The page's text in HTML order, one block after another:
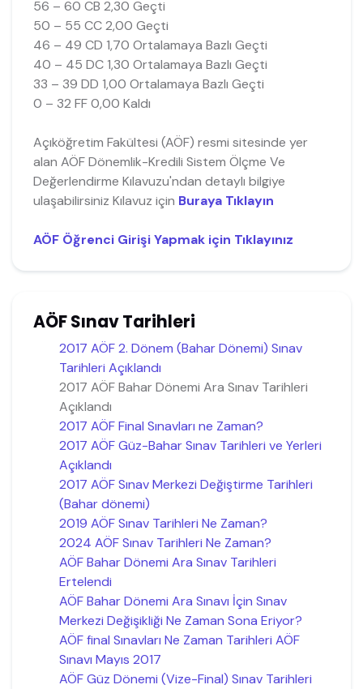
56 – 60 CB 2,30 Geçti
50 – 55 CC 2,00 Geçti
46 – 49 CD 1,70 Ortalamaya Bazlı Geçti
40 – 45 DC 1,30 Ortalamaya Bazlı Geçti
33 – 39 DD 1,00 Ortalamaya Bazlı Geçti
0 – 32 FF 0,00 Kaldı
Açıköğretim Fakültesi (AÖF) resmi sitesinde yer
alan AÖF Dönemlik-Kredili Sistem Ölçme Ve
Değerlendirme Kılavuzu'ndan detaylı bilgiye
ulaşabilirsiniz Kılavuz için Buraya Tıklayın
AÖF Öğrenci Girişi Yapmak için Tıklayınız
AÖF Sınav Tarihleri
2017 AÖF 2. Dönem (Bahar Dönemi) Sınav
Tarihleri Açıklandı
2017 AÖF Bahar Dönemi Ara Sınav Tarihleri
Açıklandı
2017 AÖF Final Sınavları ne Zaman?
2017 AÖF Güz-Bahar Sınav Tarihleri ve Yerleri
Açıklandı
2017 AÖF Sınav Merkezi Değiştirme Tarihleri
(Bahar dönemi)
2019 AÖF Sınav Tarihleri Ne Zaman?
2024 AÖF Sınav Tarihleri Ne Zaman?
AÖF Bahar Dönemi Ara Sınav Tarihleri
Ertelendi
AÖF Bahar Dönemi Ara Sınavı İçin Sınav
Merkezi Değişikliği Ne Zaman Sona Eriyor?
AÖF final Sınavları Ne Zaman Tarihleri AÖF
Sınavı Mayıs 2017
AÖF Güz Dönemi (Vize-Final) Sınav Tarihleri